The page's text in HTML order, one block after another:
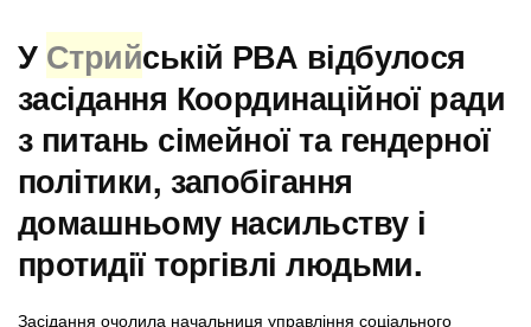
У Стрийській РВА відбулося
засідання Координаційної ради
з питань сімейної та гендерної
політики, запобігання
домашньому насильству і
протидії торгівлі людьми.
Засідання очолила начальниця управління соціального